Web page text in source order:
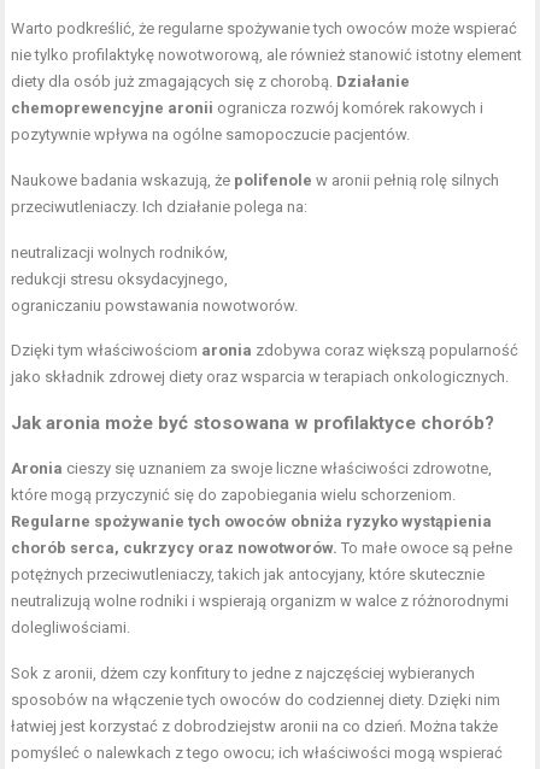
Warto podkreślić, że regularne spożywanie tych owoców może wspierać
nie tylko profilaktykę nowotworową, ale również stanowić istotny element
diety dla osób już zmagających się z chorobą. Działanie
chemoprewencyjne aronii ogranicza rozwój komórek rakowych i
pozytywnie wpływa na ogólne samopoczucie pacjentów.
Naukowe badania wskazują, że polifenole w aronii pełnią rolę silnych
przeciwutleniaczy. Ich działanie polega na:
neutralizacji wolnych rodników,
redukcji stresu oksydacyjnego,
ograniczaniu powstawania nowotworów.
Dzięki tym właściwościom aronia zdobywa coraz większą popularność
jako składnik zdrowej diety oraz wsparcia w terapiach onkologicznych.
Jak aronia może być stosowana w profilaktyce chorób?
Aronia cieszy się uznaniem za swoje liczne właściwości zdrowotne,
które mogą przyczynić się do zapobiegania wielu schorzeniom.
Regularne spożywanie tych owoców obniża ryzyko wystąpienia
chorób serca, cukrzycy oraz nowotworów. To małe owoce są pełne
potężnych przeciwutleniaczy, takich jak antocyjany, które skutecznie
neutralizują wolne rodniki i wspierają organizm w walce z różnorodnymi
dolegliwościami.
Sok z aronii, dżem czy konfitury to jedne z najczęściej wybieranych
sposobów na włączenie tych owoców do codziennej diety. Dzięki nim
łatwiej jest korzystać z dobrodziejstw aronii na co dzień. Można także
pomyśleć o nalewkach z tego owocu; ich właściwości mogą wspierać